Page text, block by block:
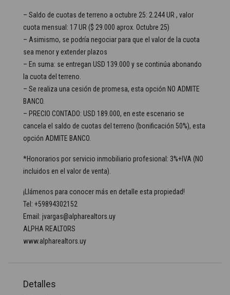
– Saldo de cuotas de terreno a octubre 25: 2.244 UR , valor
cuota mensual: 17 UR ($ 29.000 aprox. Octubre 25)
– Asimismo, se podría negociar para que el valor de la cuota
sea menor y extender plazos
– En suma: se entregan USD 139.000 y se continúa abonando
la cuota del terreno.
– Se realiza una cesión de promesa, esta opción NO ADMITE
BANCO.
– PRECIO CONTADO: USD 189.000, en este escenario se
cancela el saldo de cuotas del terreno (bonificación 50%), esta
opción ADMITE BANCO.
*Honorarios por servicio inmobiliario profesional: 3%+IVA (NO
incluidos en el valor de venta).
¡Llámenos para conocer más en detalle esta propiedad!
Tel: +59894302152
Email: jvargas@alpharealtors.uy
ALPHA REALTORS
www.alpharealtors.uy
Detalles